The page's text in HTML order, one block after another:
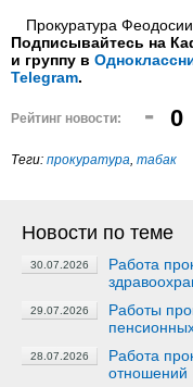
Прокуратура Феодосии
Подписывайтесь на
и группу в
Telegram.
Рейтинг новости: - 0
Теги: прокуратура, табак
Новости по теме
30.07.2026
Работа
29.07.2026
Работы
28.07.2026
Работа
отношений